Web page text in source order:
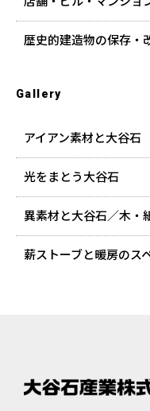
歴史的建造物の保存・
Gallery
アイアン素材と大谷石
光をまとう大谷石
異素材と大谷石／木・
薪ストーブと暖房のス